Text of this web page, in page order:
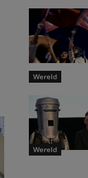
Wereld
Wereld